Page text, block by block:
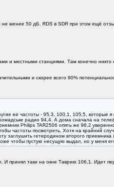
не менее 50 дБ. RDS в SDR при этом ещё
и местными станциями. Там конечно никто
и скорее всего 90%
ее частоты - 95,3, 100,1, 105,5, которые
радио 94,4. А дома сначала на
Philips TAR2506 опять же 96,2
частоты посмотреть. Хотя на крайний
гетеродином второго приемника
чтобы пустую несущую выдал, но у меня
принял таки на окне Таврию 106,1. Идет